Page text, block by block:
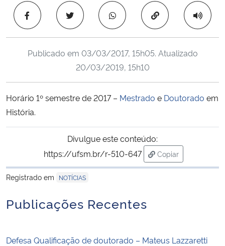
Ministério da Cidadania
Ministério da Saúde
Ministério do Meio Ambiente
Ministério do Desenvolvimento Regional
Copiar para área
Publicado em 03/03/2017, 15h05. Atualizado
20/03/2019, 15h10
Horário 1º semestre de 2017 – Mestrado e Doutorado em
História.
Divulgue este conteúdo:
https://ufsm.br/r-510-647
Copiar
para área de
Registrado em
NOTÍCIAS
Publicações Recentes
Defesa Qualificação de doutorado – Mateus Lazzaretti